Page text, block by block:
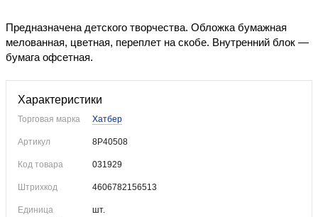
Предназначена детского творчества. Обложка бумажная
мелованная, цветная, переплет на скобе. Внутренний блок —
бумага офсетная.
Характеристики
Торговая марка Хатбер
Артикул 8Р40508
Код товара 031929
Штрихкод 4606782156513
Единица
шт.